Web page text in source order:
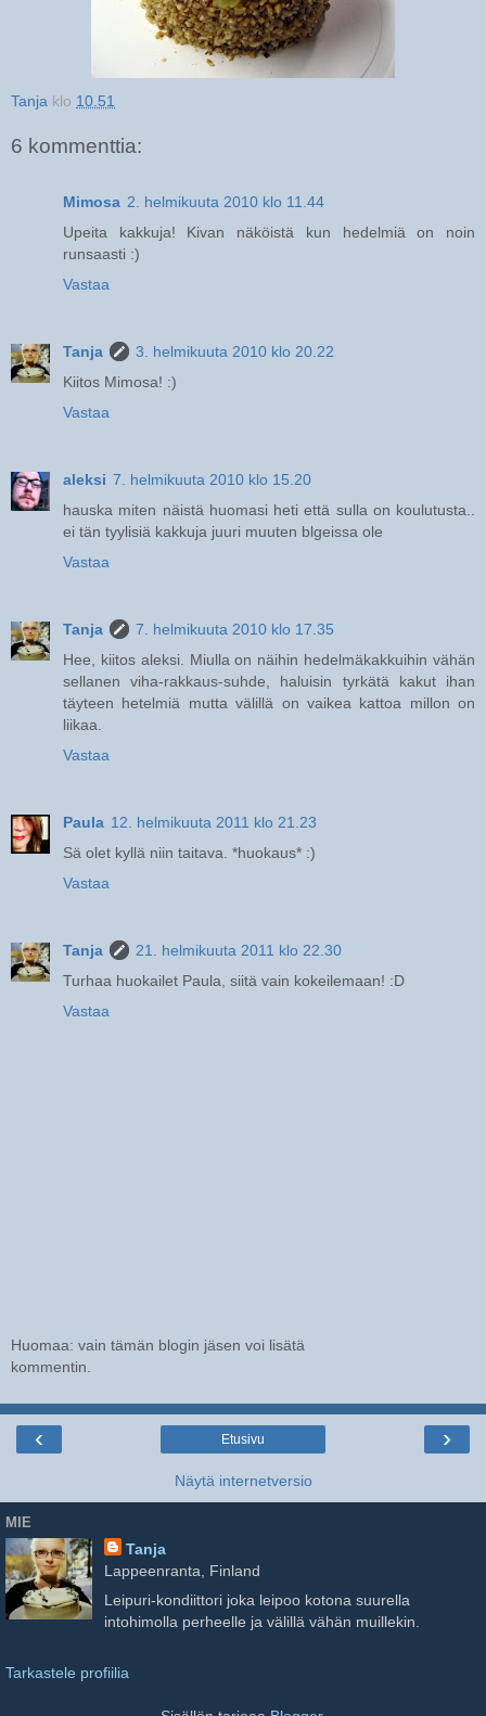
Tanja klo 10.51
6 kommenttia:
Mimosa 2. helmikuuta 2010 klo 11.44
Upeita kakkuja! Kivan näköistä kun hedelmiä on noin
runsaasti :)
Vastaa
Tanja
3. helmikuuta 2010 klo 20.22
Kiitos Mimosa! :)
Vastaa
aleksi 7. helmikuuta 2010 klo 15.20
hauska miten näistä huomasi heti että sulla on koulutusta..
ei tän tyylisiä kakkuja juuri muuten blgeissa ole
Vastaa
Tanja
7. helmikuuta 2010 klo 17.35
Hee, kiitos aleksi. Miulla on näihin hedelmäkakkuihin vähän
sellanen viha-rakkaus-suhde, haluisin tyrkätä kakut ihan
täyteen hetelmiä mutta välillä on vaikea kattoa millon on
liikaa.
Vastaa
Paula 12. helmikuuta 2011 klo 21.23
Sä olet kyllä niin taitava. *huokaus* :)
Vastaa
Tanja
21. helmikuuta 2011 klo 22.30
Turhaa huokailet Paula, siitä vain kokeilemaan! :D
Vastaa
Huomaa: vain tämän blogin jäsen voi lisätä
kommentin.
‹ ›
Etusivu
Näytä internetversio
MIE
Tanja
Lappeenranta, Finland
Leipuri-kondiittori joka leipoo kotona suurella
intohimolla perheelle ja välillä vähän muillekin.
Tarkastele profiilia